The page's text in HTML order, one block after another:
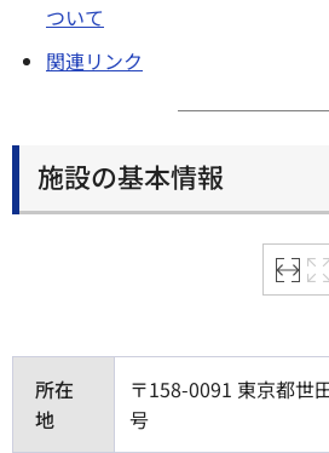
ついて
関連リンク
施設の基本情報
所在
地
〒158-0091 東京都世
号